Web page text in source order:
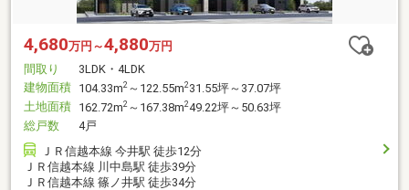
4,680万円～4,880万円
間取り
3LDK・4LDK
建物面積 104.33m2 ～122.55m231.55坪～37.07坪
土地面積 162.72m2 ～167.38m249.22坪～50.63坪
総戸数
4戸
ＪＲ信越本線 今井駅 徒歩12分
ＪＲ信越本線 川中島駅 徒歩39分
ＪＲ信越本線 篠ノ井駅 徒歩34分